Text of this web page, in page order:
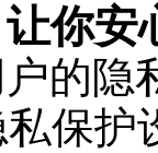
你安
的隐
保护